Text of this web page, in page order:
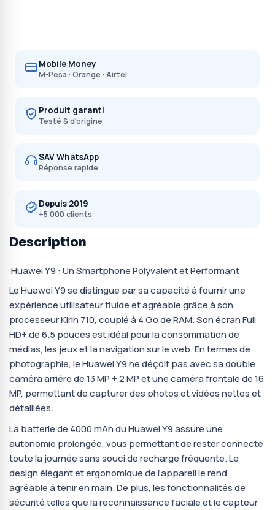
Mobile Money
M-Pesa · Orange · Airtel
Produit garanti
Testé & d'origine
SAV WhatsApp
Réponse rapide
Depuis 2019
+5 000 clients
Description
Huawei Y9 : Un Smartphone Polyvalent et Performant
Le Huawei Y9 se distingue par sa capacité à fournir une
expérience utilisateur fluide et agréable grâce à son
processeur Kirin 710, couplé à 4 Go de RAM. Son écran Full
HD+ de 6.5 pouces est idéal pour la consommation de
médias, les jeux et la navigation sur le web. En termes de
photographie, le Huawei Y9 ne déçoit pas avec sa double
caméra arrière de 13 MP + 2 MP et une caméra frontale de 16
MP, permettant de capturer des photos et vidéos nettes et
détaillées.
La batterie de 4000 mAh du Huawei Y9 assure une
autonomie prolongée, vous permettant de rester connecté
toute la journée sans souci de recharge fréquente. Le
design élégant et ergonomique de l’appareil le rend
agréable à tenir en main. De plus, les fonctionnalités de
sécurité telles que la reconnaissance faciale et le capteur